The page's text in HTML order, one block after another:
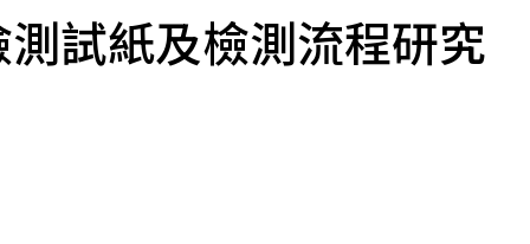
試紙及檢測流程研究